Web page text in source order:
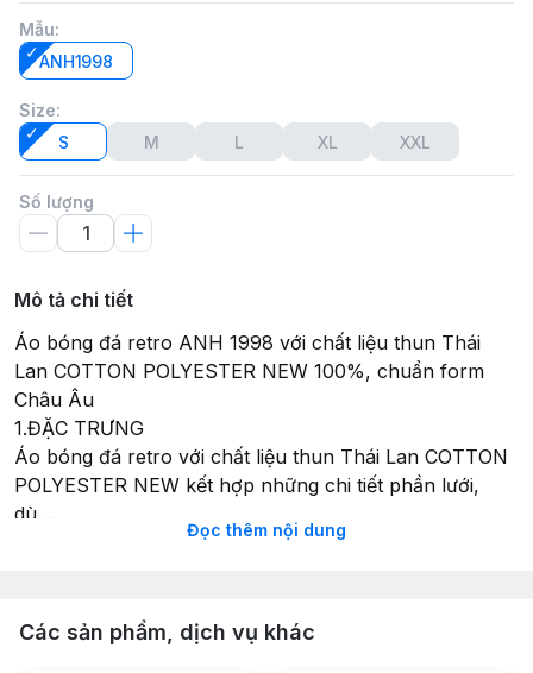
Mẫu:
ANH1998
Size:
S
M L XL XXL
Số lượng
Mô tả chi tiết
Áo bóng đá retro ANH 1998 với chất liệu thun Thái
Lan COTTON POLYESTER NEW 100%, chuẩn form
Châu Âu
1.ĐẶC TRƯNG
Áo bóng đá retro với chất liệu thun Thái Lan COTTON
POLYESTER NEW kết hợp những chi tiết phần lưới,
dù,...
Với chi tiết áo bóng đá có cổ được in sắc sảo, cùng
áo đấu
Đọc thêm nội dung
Các sản phẩm, dịch vụ khác